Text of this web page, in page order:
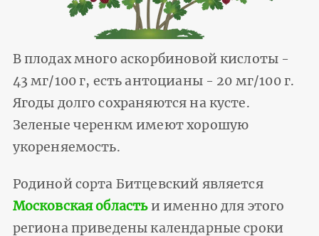
В плодах много аскорбиновой кислоты -
43 мг/100 г, есть антоцианы - 20 мг/100 г.
Ягоды долго сохраняются на кусте.
Зеленые черенкм имеют хорошую
укореняемость.
Родиной сорта Битцевский является
Московская областьи именно для этого
региона приведены календарные сроки